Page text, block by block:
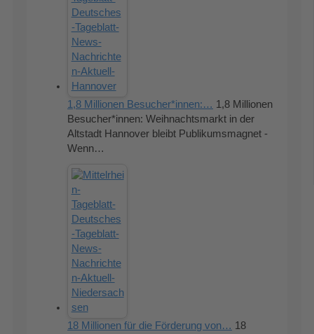
1,8 Millionen Besucher*innen:… 1,8 Millionen
Besucher*innen: Weihnachtsmarkt in der
Altstadt Hannover bleibt Publikumsmagnet -
Wenn…
18 Millionen für die Förderung von… 18